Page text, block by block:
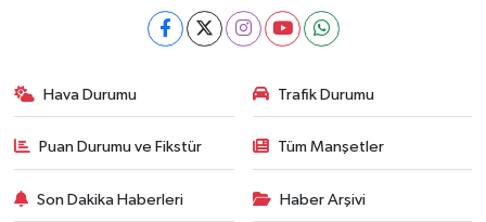
Hava Durumu Trafik Durumu
Puan Durumu ve Fikstür Tüm Manşetler
Son Dakika Haberleri Haber Arşivi